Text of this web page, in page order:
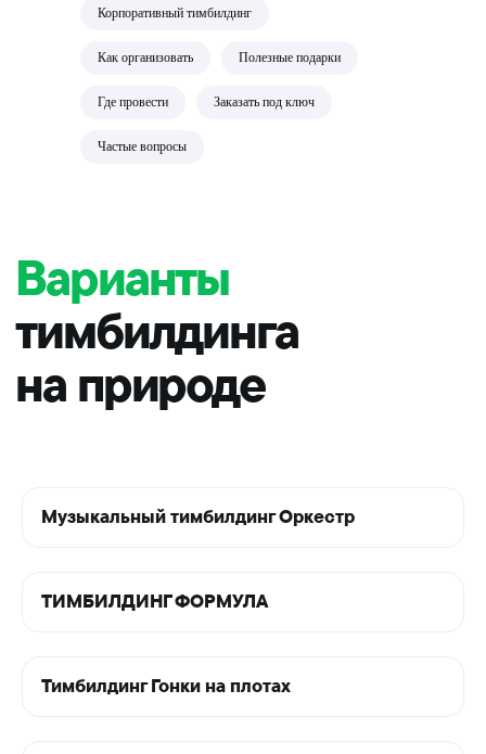
Корпоративный тимбилдинг
Как организовать Полезные подарки
Где провести Заказать под ключ
Частые вопросы
Музыкальный тимбилдинг Оркестр
ТИМБИЛДИНГ ФОРМУЛА
Тимбилдинг Гонки на плотах